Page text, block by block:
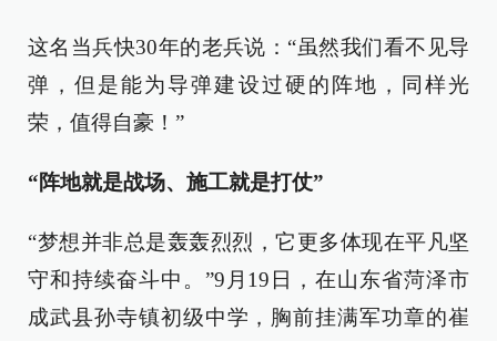
这名当兵快30年的老兵说：“虽然我们看不见导
弹，但是能为导弹建设过硬的阵地，同样光
荣，值得自豪！”
“阵地就是战场、施工就是打仗”
“梦想并非总是轰轰烈烈，它更多体现在平凡坚
守和持续奋斗中。”9月19日，在山东省菏泽市
成武县孙寺镇初级中学，胸前挂满军功章的崔